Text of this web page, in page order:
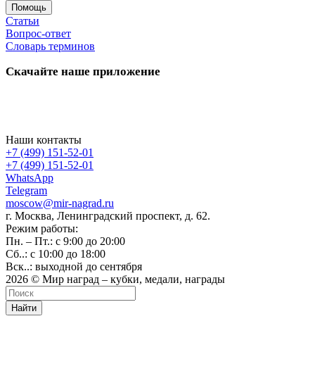
Помощь
Статьи
Вопрос-ответ
Словарь терминов
Скачайте наше приложение
Наши контакты
+7 (499) 151-52-01
+7 (499) 151-52-01
WhatsApp
Telegram
moscow@mir-nagrad.ru
г. Москва, Ленинградский проспект, д. 62.
Режим работы:
Пн. – Пт.: с 9:00 до 20:00
Сб..: с 10:00 до 18:00
Вск..: выходной до сентября
2026 © Мир наград – кубки, медали, награды
Найти